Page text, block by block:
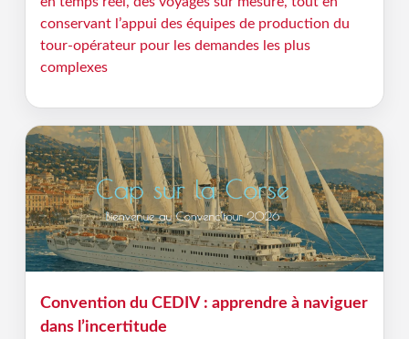
conservant l’appui des équipes de production du
tour-opérateur pour les demandes les plus
complexes
Convention du CEDIV : apprendre à naviguer
dans l’incertitude